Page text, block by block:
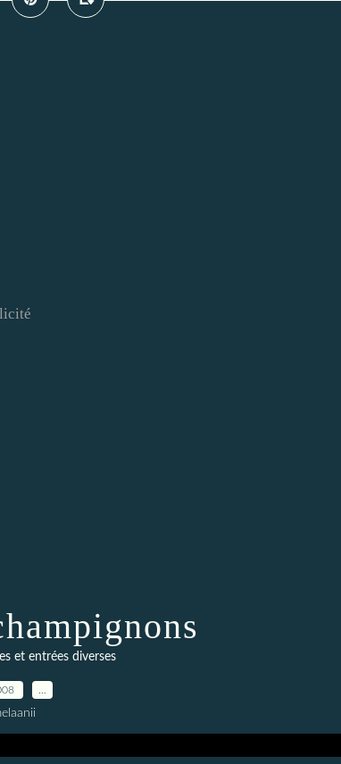
et entrées diverses